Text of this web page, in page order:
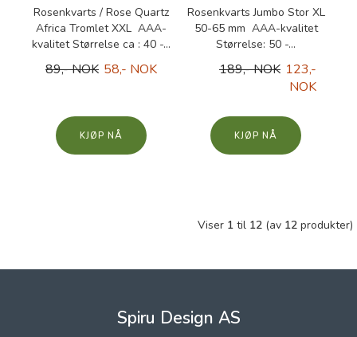
Rosenkvarts / Rose Quartz
Africa Tromlet XXL AAA-
kvalitet Størrelse ca : 40 -...
89,- NOK 58,- NOK
KJØP
Rosenkvarts Jumbo Stor XL
50-65 mm AAA-kvalitet
Størrelse: 50 -...
189,- NOK 123,-
NOK
KJØP
Viser 1 til 12 (av 12 produkter)
Spiru Design AS